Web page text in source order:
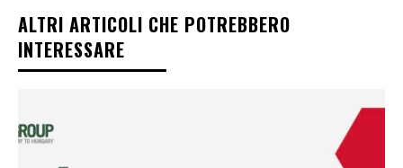
ALTRI ARTICOLI CHE POTREBBERO
INTERESSARE